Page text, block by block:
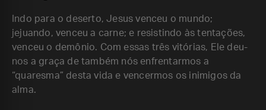
Indo para o deserto, Jesus venceu o mundo;
jejuando, venceu a carne; e resistindo às tentações,
venceu o demônio. Com essas três vitórias, Ele deu-
nos a graça de também nós enfrentarmos a
“quaresma” desta vida e vencermos os inimigos da
alma.